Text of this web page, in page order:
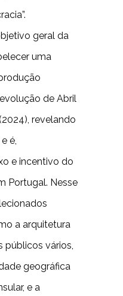
geral da
uma
de Abril
revelando
é,
e incentivo do
Portugal. Nesse
a arquitetura
públicos vários,
geográfica
e a